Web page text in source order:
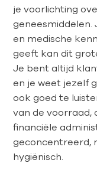
je voorlichting
en medische
geeft kan dit
Je bent altijd
en je weet jezelf
ook goed te
van de voorraad,
financiële
geconcentreerd,
hygiënisch.